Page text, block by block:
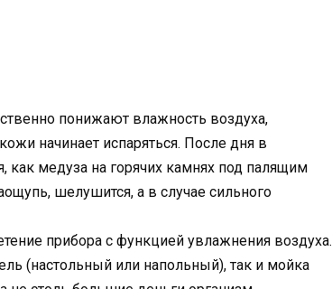
понижают влажность воздуха,
начинает испаряться. После дня в
медуза на горячих камнях под палящим
шелушится, а в случае сильного
прибора с функцией увлажнения воздуха.
(настольный или напольный), так и мойка